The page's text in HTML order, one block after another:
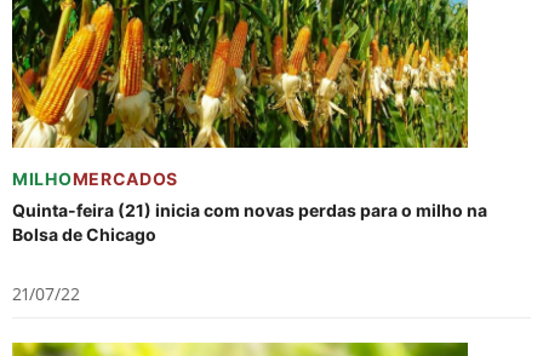
MILHOMERCADOS
Quinta-feira (21) inicia com novas perdas para o milho na
Bolsa de Chicago
21/07/22